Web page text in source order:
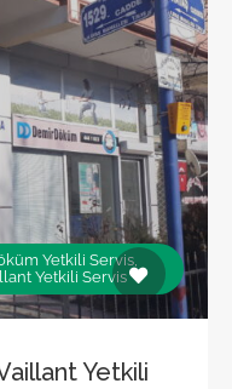
Yetkili Servis,
Yetkili Servis
Yetkili